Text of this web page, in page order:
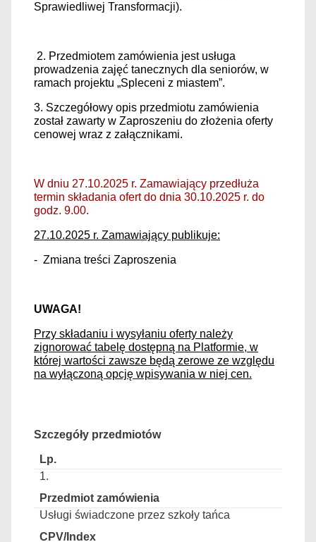
Sprawiedliwej Transformacji).
2. Przedmiotem zamówienia jest usługa
prowadzenia zajęć tanecznych dla seniorów, w
ramach projektu „Spleceni z miastem”.
3. Szczegółowy opis przedmiotu zamówienia
został zawarty w Zaproszeniu do złożenia oferty
cenowej wraz z załącznikami.
W dniu 27.10.2025 r. Zamawiający przedłuża
termin składania ofert do dnia 30.10.2025 r. do
godz. 9.00.
27.10.2025 r. Zamawiający publikuje:
- Zmiana treści Zaproszenia
UWAGA!
Przy składaniu i wysyłaniu oferty należy
zignorować tabelę dostępną na Platformie, w
której wartości zawsze będą zerowe ze względu
na wyłączoną opcję wpisywania w niej cen.
Szczegóły przedmiotów
1.
Usługi świadczone przez szkoły tańca